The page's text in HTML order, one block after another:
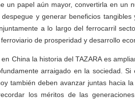
un papel aún mayor, convertirla en un
y generar beneficios
a lo largo del ferrocarril
de prosperidad y desarrollo
China la historia del TAZARA es
arraigado en la sociedad.
también deben avanzar juntas hacia
los méritos de las